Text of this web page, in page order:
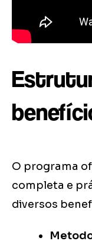
O programa
completa e
diversos